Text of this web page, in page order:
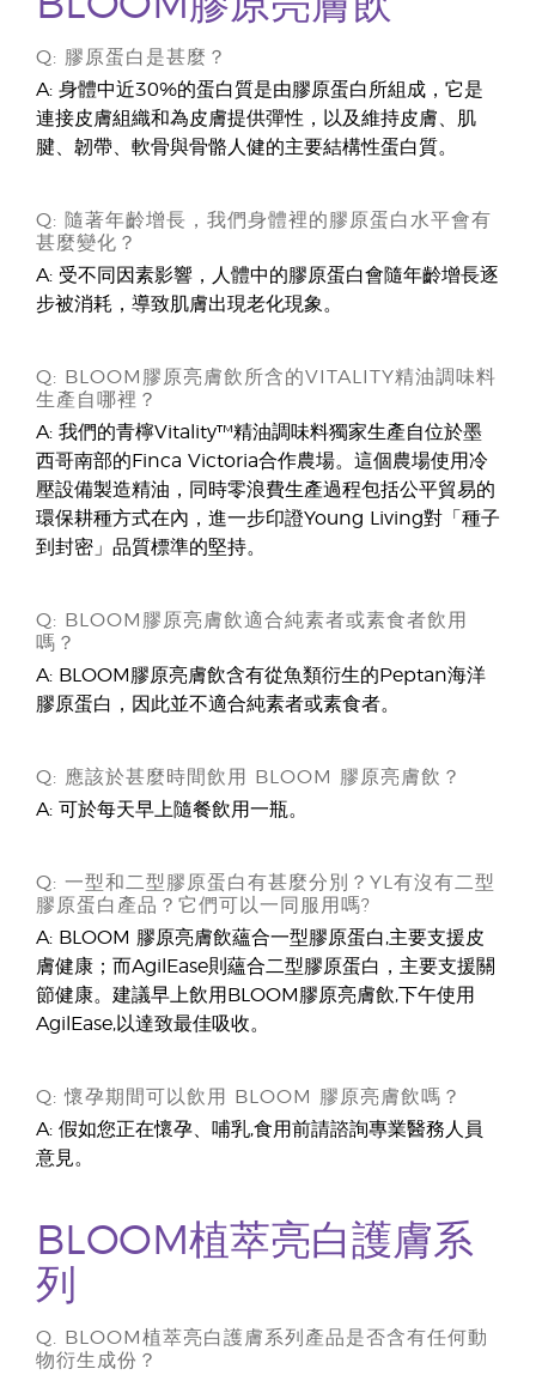
Q: 膠原蛋白是甚麼？
A: 身體中近30%的蛋白質是由膠原蛋白所組成，它是
連接皮膚組織和為皮膚提供彈性，以及維持皮膚、肌
腱、韌帶、軟骨與骨骼人健的主要結構性蛋白質。
Q: 隨著年齡增長，我們身體裡的膠原蛋白水平會有
甚麼變化？
A: 受不同因素影響，人體中的膠原蛋白會隨年齡增長逐
步被消耗，導致肌膚出現老化現象。
Q: BLOOM膠原亮膚飲所含的VITALITY精油調味料
生產自哪裡？
A: 我們的青檸Vitality™精油調味料獨家生產自位於墨
西哥南部的Finca Victoria合作農場。這個農場使用冷
壓設備製造精油，同時零浪費生產過程包括公平貿易的
環保耕種方式在內，進一步印證Young Living對「種子
到封密」品質標準的堅持。
Q: BLOOM膠原亮膚飲適合純素者或素食者飲用
嗎？
A: BLOOM膠原亮膚飲含有從魚類衍生的Peptan海洋
膠原蛋白，因此並不適合純素者或素食者。
Q: 應該於甚麼時間飲用 BLOOM 膠原亮膚飲？
A: 可於每天早上隨餐飲用一瓶。
Q: 一型和二型膠原蛋白有甚麼分別？YL有沒有二型
膠原蛋白產品？它們可以一同服用嗎?
A: BLOOM 膠原亮膚飲蘊合一型膠原蛋白,主要支援皮
膚健康；而AgilEase則蘊合二型膠原蛋白，主要支援關
節健康。建議早上飲用BLOOM膠原亮膚飲,下午使用
AgilEase,以達致最佳吸收。
Q: 懷孕期間可以飲用 BLOOM 膠原亮膚飲嗎？
A: 假如您正在懷孕、哺乳,食用前請諮詢專業醫務人員
意見。
BLOOM植萃亮白護膚系
列
Q. BLOOM植萃亮白護膚系列產品是否含有任何動
物衍生成份？